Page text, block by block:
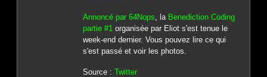
Annoncé par 64Nops, la Benediction Coding
partie #1organisée par Eliot s'est tenue le
week-end dernier. Vous pouvez lire ce qui
s'est passé et voir les photos.
Source : Twitter